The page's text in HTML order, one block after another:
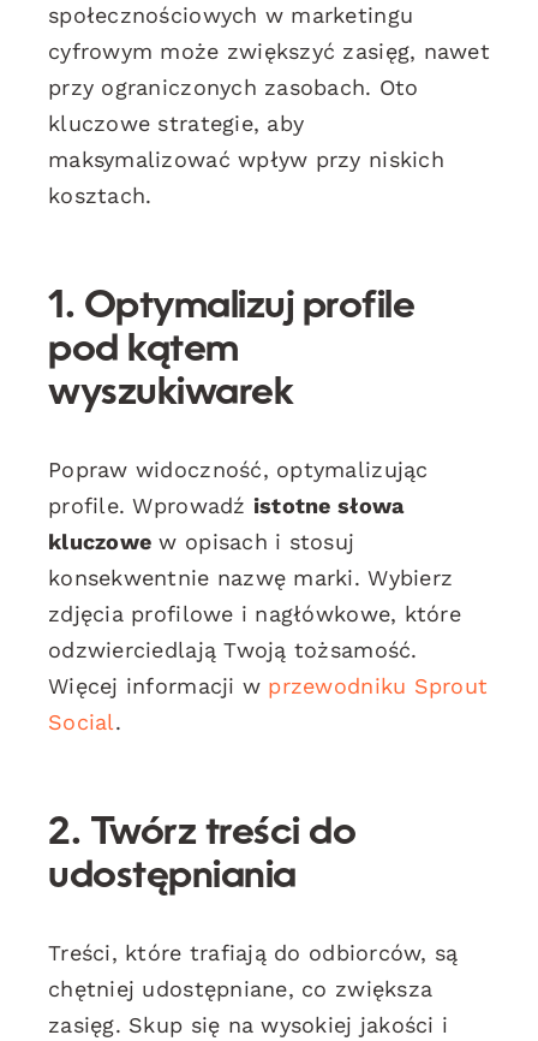
społecznościowych w marketingu
cyfrowym może zwiększyć zasięg, nawet
przy ograniczonych zasobach. Oto
kluczowe strategie, aby
maksymalizować wpływ przy niskich
kosztach.
1. Optymalizuj profile
pod kątem
wyszukiwarek
Popraw widoczność, optymalizując
profile. Wprowadź istotne słowa
kluczowe w opisach i stosuj
konsekwentnie nazwę marki. Wybierz
zdjęcia profilowe i nagłówkowe, które
odzwierciedlają Twoją tożsamość.
Więcej informacji w przewodniku Sprout
Social.
2. Twórz treści do
udostępniania
Treści, które trafiają do odbiorców, są
chętniej udostępniane, co zwiększa
zasięg. Skup się na wysokiej jakości i